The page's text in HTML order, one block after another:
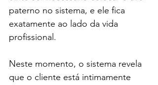
paterno no sistema, e ele fica
exatamente ao lado da vida
profissional.
Neste momento, o sistema revela
que o cliente está intimamente